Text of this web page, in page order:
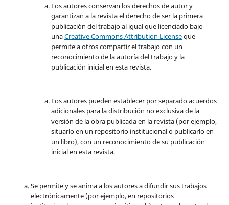
Los autores conservan los derechos de autor y
garantizan a la revista el derecho de ser la primera
publicación del trabajo al igual que licenciado bajo
unaCreative Commons Attribution Licenseque
permite a otros compartir el trabajo con un
reconocimiento de la autoría del trabajo y la
publicación inicial en esta revista.
Los autores pueden establecer por separado acuerdos
adicionales para la distribución no exclusiva de la
versión de la obra publicada en la revista (por ejemplo,
situarlo en un repositorio institucional o publicarlo en
un libro), con un reconocimiento de su publicación
inicial en esta revista.
Se permite y se anima a los autores a difundir sus trabajos
electrónicamente (por ejemplo, en repositorios